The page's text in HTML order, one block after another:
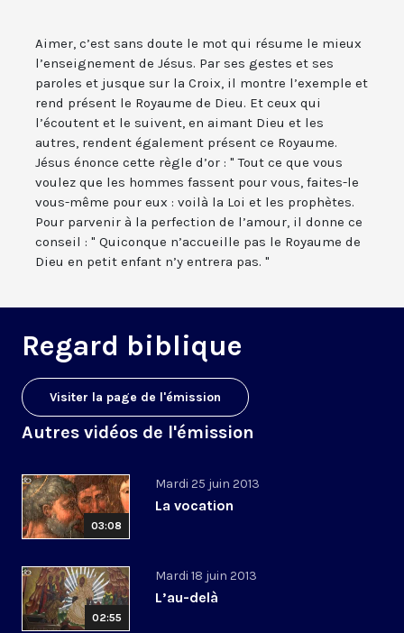
Aimer, c’est sans doute le mot qui résume le mieux
l’enseignement de Jésus. Par ses gestes et ses
paroles et jusque sur la Croix, il montre l’exemple et
rend présent le Royaume de Dieu. Et ceux qui
l’écoutent et le suivent, en aimant Dieu et les
autres, rendent également présent ce Royaume.
Jésus énonce cette règle d’or : " Tout ce que vous
voulez que les hommes fassent pour vous, faites-le
vous-même pour eux : voilà la Loi et les prophètes.
Pour parvenir à la perfection de l’amour, il donne ce
conseil : " Quiconque n’accueille pas le Royaume de
Dieu en petit enfant n’y entrera pas. "
Regard biblique
Visiter la page de l'émission
Autres vidéos de l'émission
03:08
Mardi 25 juin 2013
La vocation
02:55
Mardi 18 juin 2013
L’au-delà